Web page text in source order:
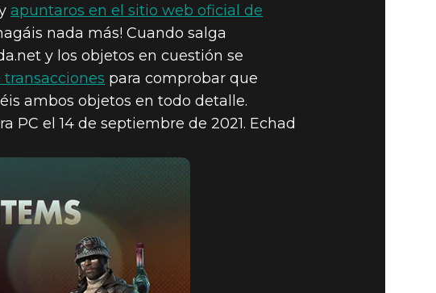
apuntaros en el sitio web oficial de
nada más! Cuando salga
y los objetos en cuestión se
para comprobar que
ambos objetos en todo detalle.
PC el 14 de septiembre de 2021. Echad